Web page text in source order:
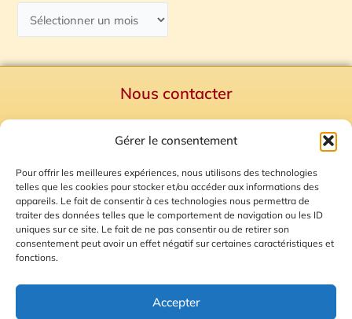
Gérer le consentement
Pour offrir les meilleures expériences, nous utilisons des technologies
telles que les cookies pour stocker et/ou accéder aux informations des
appareils. Le fait de consentir à ces technologies nous permettra de
traiter des données telles que le comportement de navigation ou les ID
uniques sur ce site. Le fait de ne pas consentir ou de retirer son
consentement peut avoir un effet négatif sur certaines caractéristiques et
fonctions.
Accepter
Nous contacter
Mentions Légales
Plan du site
Gestion des Cookies